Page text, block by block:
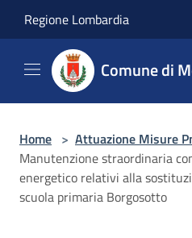
Regione Lombardia
Comune di
Home > Attuazione Misure
Manutenzione straordinaria
energetico relativi alla
scuola primaria Borgosotto